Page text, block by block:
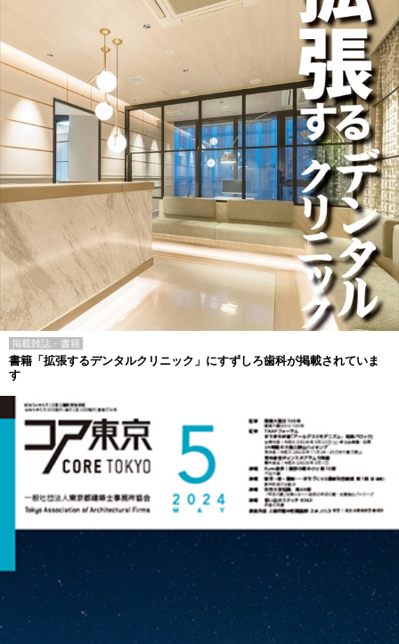
掲載雑誌・書籍
書籍「拡張するデンタルクリニック」にすずしろ歯科が掲載されていま
す